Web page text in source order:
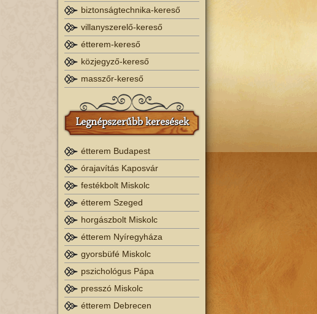
biztonságtechnika-kereső
villanyszerelő-kereső
étterem-kereső
közjegyző-kereső
masszőr-kereső
Legnépszerűbb keresések
étterem Budapest
órajavítás Kaposvár
festékbolt Miskolc
étterem Szeged
horgászbolt Miskolc
étterem Nyíregyháza
gyorsbüfé Miskolc
pszichológus Pápa
presszó Miskolc
étterem Debrecen